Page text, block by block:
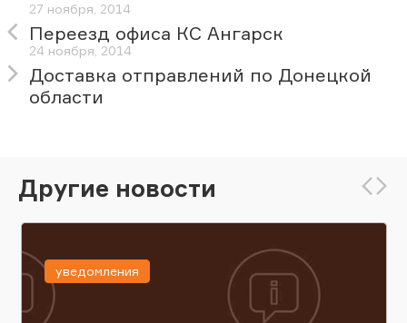
27 ноября, 2014
Переезд офиса КС Ангарск
24 ноября, 2014
Доставка отправлений по Донецкой
области
Другие новости
уведомления